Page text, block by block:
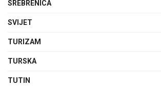
SREBRENICA
SVIJET
TURIZAM
TURSKA
TUTIN